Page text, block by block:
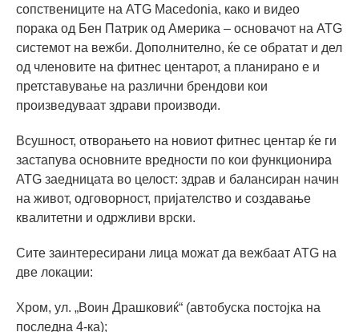
сопствениците на ATG Macedonia, како и видео
порака од Бен Патрик од Америка – основачот на ATG
системот на вежби. Дополнително, ќе се обратат и дел
од членовите на фитнес центарот, а планирано е и
претставување на различни брендови кои
произведуваат здрави производи.
Всушност, отворањето на новиот фитнес центар ќе ги
застапува основните вредности по кои функционира
ATG заедницата во целост: здрав и балансиран начин
на живот, одговорност, пријателство и создавање
квалитетни и одржливи врски.
Сите заинтересирани лица можат да вежбаат ATG на
две локации:
Хром, ул. „Воин Драшковиќ“ (автобуска постојка на
последна 4-ка);